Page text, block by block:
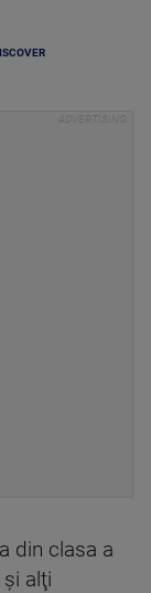
din clasa a
alţi